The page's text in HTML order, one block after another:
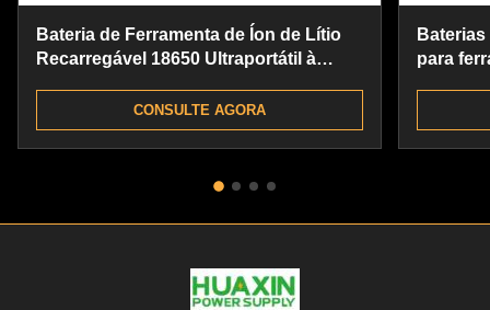
Bateria de Ferramenta de Íon de Lítio
Recarregável 18650 Ultraportátil à
CONSULTE AGORA
para